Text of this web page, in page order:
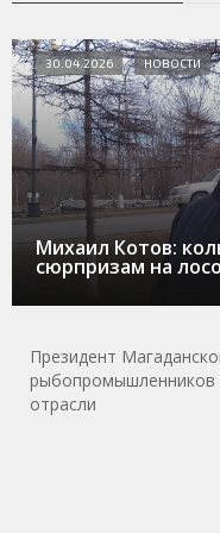
Михаил Котов:
сюрпризам на
30.04.2026 НОВОСТИ
Президент
рыбопромышленников
отрасли